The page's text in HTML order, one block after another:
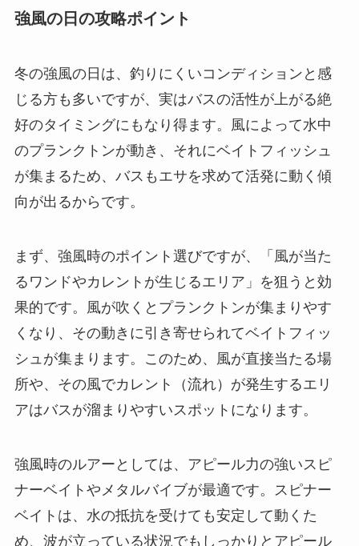
強風の日の攻略ポイント
冬の強風の日は、釣りにくいコンディションと感
じる方も多いですが、実はバスの活性が上がる絶
好のタイミングにもなり得ます。風によって水中
のプランクトンが動き、それにベイトフィッシュ
が集まるため、バスもエサを求めて活発に動く傾
向が出るからです。
まず、強風時のポイント選びですが、「風が当た
るワンドやカレントが生じるエリア」を狙うと効
果的です。風が吹くとプランクトンが集まりやす
くなり、その動きに引き寄せられてベイトフィッ
シュが集まります。このため、風が直接当たる場
所や、その風でカレント（流れ）が発生するエリ
アはバスが溜まりやすいスポットになります。
強風時のルアーとしては、アピール力の強いスピ
ナーベイトやメタルバイブが最適です。スピナー
ベイトは、水の抵抗を受けても安定して動くた
め、波が立っている状況でもしっかりとアピール